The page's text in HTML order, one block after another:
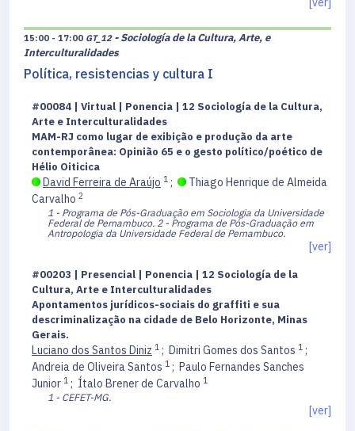
15:00 - 17:00 GT_12 - Sociología de la Cultura, Arte, e
Interculturalidades
Política, resistencias y cultura I
#00084 | Virtual | Ponencia | 12 Sociología de la Cultura,
Arte e Interculturalidades
MAM-RJ como lugar de exibição e produção da arte
contemporânea: Opinião 65 e o gesto político/poético de
Hélio Oiticica
David Ferreira de Araújo 1 ;
Thiago Henrique de Almeida
Carvalho 2
1 - Programa de Pós-Graduação em Sociologia da Universidade
Federal de Pernambuco. 2 - Programa de Pós-Graduação em
Antropologia da Universidade Federal de Pernambuco.
[ver]
#00203 | Presencial | Ponencia | 12 Sociología de la
Cultura, Arte e Interculturalidades
Apontamentos jurídicos-sociais do graffiti e sua
descriminalização na cidade de Belo Horizonte, Minas
Gerais.
Luciano dos Santos Diniz 1 ; Dimitri Gomes dos Santos 1 ;
Andreia de Oliveira Santos 1 ; Paulo Fernandes Sanches
Junior 1 ; Ítalo Brener de Carvalho 1
1 - CEFET-MG.
[ver]